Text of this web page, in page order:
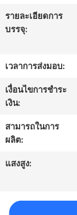
คุณภาพ
ติดต่อ
เรา
ขอ
รายละเอียดการ
บรรจุ:
เวลาการส่งมอบ:
เงื่อนไขการชำระ
เงิน:
สามารถในการ
ผลิต:
แสงสูง: